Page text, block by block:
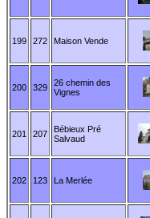
199 272 Maison Vende
200 329
26 chemin des
Vignes
201 207
Bébieux Pré
Salvaud
202 123 La Merlée